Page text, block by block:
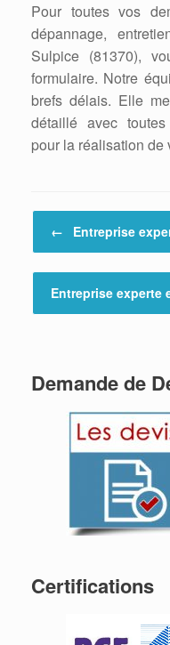
Pour toutes vos
dépannage,
Sulpice (81370),
formulaire. Notre
brefs délais. Elle
détaillé avec
pour la réalisation de
← Entreprise
Entreprise
Demande de
Certifications